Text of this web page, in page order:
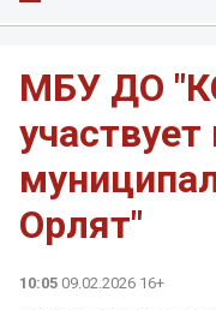
МБУ ДО
Орлят"
10:05 09.02.2026 16+